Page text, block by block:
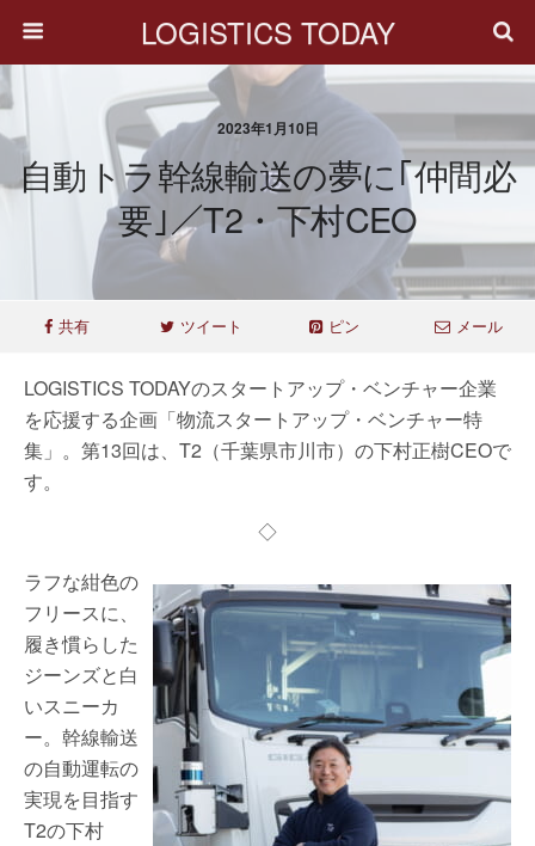
LOGISTICS TODAY
2023年1月10日
自動トラ幹線輸送の夢に｢仲間必
要｣／T2・下村CEO
共有 ツイート ピン メール
LOGISTICS TODAYのスタートアップ・ベンチャー企業
を応援する企画「物流スタートアップ・ベンチャー特
集」。第13回は、T2（千葉県市川市）の下村正樹CEOで
す。
◇
ラフな紺色の
フリースに、
履き慣らした
ジーンズと白
いスニーカ
ー。幹線輸送
の自動運転の
実現を目指す
T2の下村